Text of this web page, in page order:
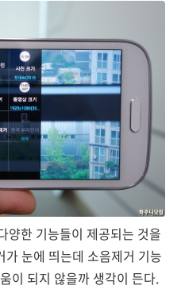
양한 기능들이 제공되는 것을
눈에 띄는데 소음제거 기능
이 되지 않을까 생각이 든다.